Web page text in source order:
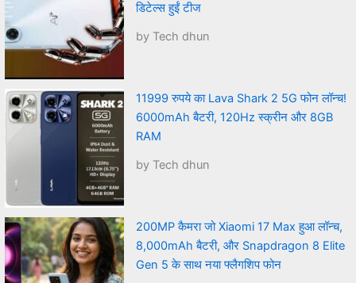
डिटेल्स हुईं टीज
by Tech dhun
11999 रुपये का Lava Shark 2 5G फोन लॉन्च!
6000mAh बैटरी, 120Hz स्क्रीन और 8GB
RAM
by Tech dhun
200MP कैमरा जो Xiaomi 17 Max हुआ लॉन्च,
8,000mAh बैटरी, और Snapdragon 8 Elite
Gen 5 के साथ नया फ्लैगशिप फोन